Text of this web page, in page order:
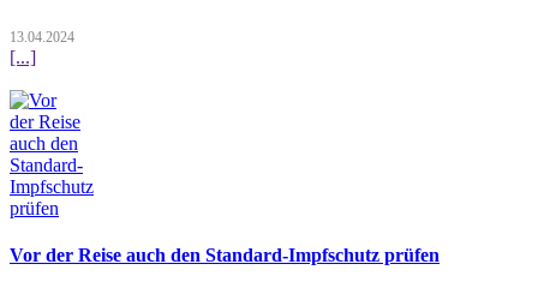
13.04.2024
[...]
Vor der Reise auch den Standard-Impfschutz prüfen